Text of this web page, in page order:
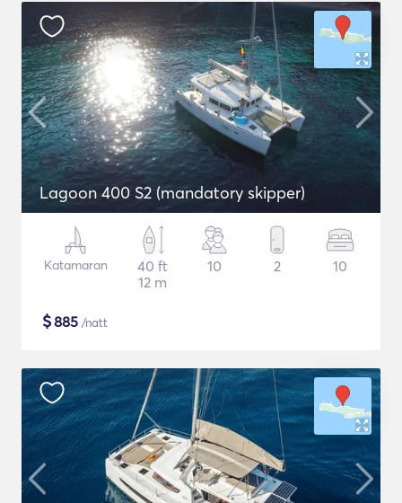
Lagoon 400 S2 (mandatory skipper)
Katamaran
40 ft
12 m
10 2 10
$885 /natt